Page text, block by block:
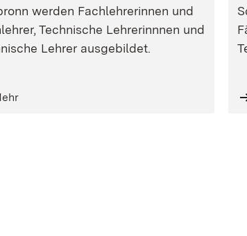
werden Fachlehrerinnen und
Technische Lehrerinnnen und
Lehrer ausgebildet.